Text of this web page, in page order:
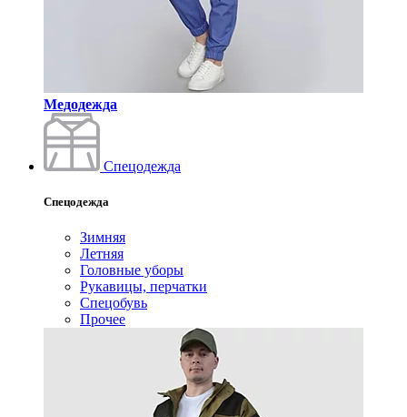
Медодежда
Спецодежда
Спецодежда
Зимняя
Летняя
Головные уборы
Рукавицы, перчатки
Спецобувь
Прочее